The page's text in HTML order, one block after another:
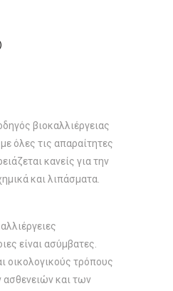
βιοκαλλιέργειας
όλες τις απαραίτητες
κανείς για την
και λιπάσματα.
είναι ασύμβατες.
οικολογικούς τρόπους
και των